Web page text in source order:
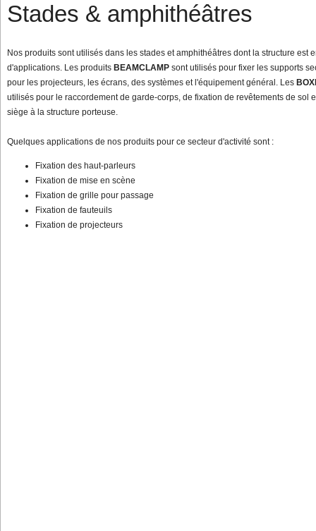
Stades & amphithéâtres
Nos produits sont utilisés dans les stades et amphithéâtres dont la structure est
d'applications. Les produits BEAMCLAMP sont utilisés pour fixer les supports
pour les projecteurs, les écrans, des systèmes et l'équipement général. Les
utilisés pour le raccordement de garde-corps, de fixation de revêtements de sol
siège à la structure porteuse.
Quelques applications de nos produits pour ce secteur d'activité sont :
Fixation des haut-parleurs
Fixation de mise en scène
Fixation de grille pour passage
Fixation de fauteuils
Fixation de projecteurs